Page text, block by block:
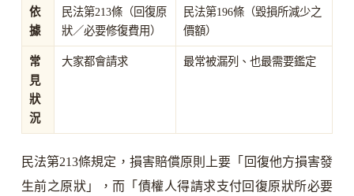
依
據
民法第213條（回復原
狀／必要修復費用）
民法第196條（毀損所減少之
價額）
常
見
狀
況
大家都會請求 最常被漏列、也最需要鑑定
民法第213條規定，損害賠償原則上要「回復他方損害發
生前之原狀」，而「債權人得請求支付回復原狀所必要